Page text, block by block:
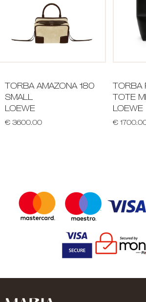
TORBA AMAZONA 180
SMALL
LOEWE
€ 3600.00
TORBA
TOTE
LOEWE
€